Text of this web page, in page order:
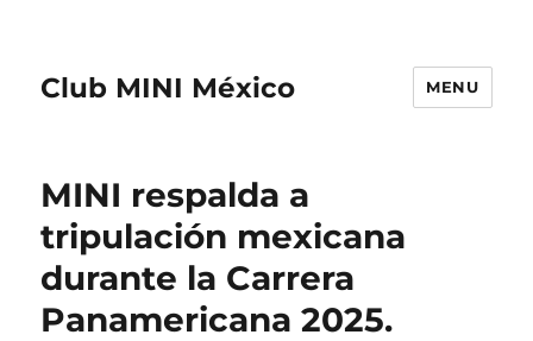
Club MINI México MENU
MINI respalda a
tripulación mexicana
durante la Carrera
Panamericana 2025.